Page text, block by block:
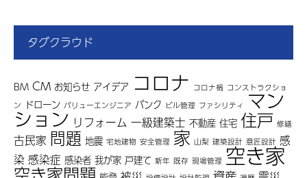
タグクラウド
BM CM お知らせ アイデア コロナ コロナ禍 コンストラクショ
ン ドローン バリューエンジニア バンク ビル管理 ファシリティ マン
ション リフォーム 一級建築士 不動産 住宅 住戸 修繕
古民家 問題 地震 宅地建物 安全管理 家 山梨 建築設計 意匠設計 感
染 感染症 感染者 我が家 戸建て 新年 既存 現場管理 空き家